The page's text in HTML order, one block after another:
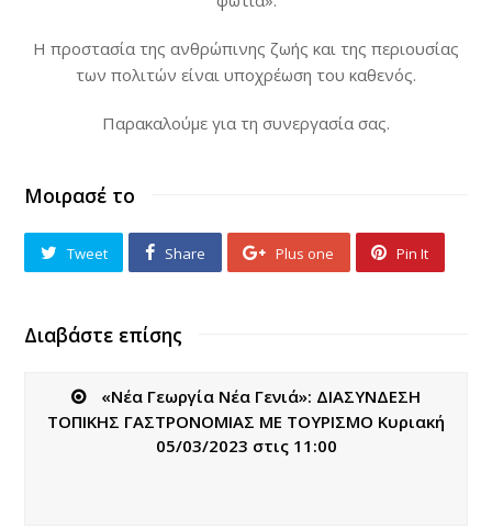
Η προστασία της ανθρώπινης ζωής και της περιουσίας
των πολιτών είναι υποχρέωση του καθενός.
Παρακαλούμε για τη συνεργασία σας.
Μοιρασέ το
Tweet Share Plus one Pin It
Διαβάστε επίσης
«Νέα Γεωργία Νέα Γενιά»: ΔΙΑΣΥΝΔΕΣΗ
ΤΟΠΙΚΗΣ ΓΑΣΤΡΟΝΟΜΙΑΣ ΜΕ ΤΟΥΡΙΣΜΟ Κυριακή
05/03/2023 στις 11:00